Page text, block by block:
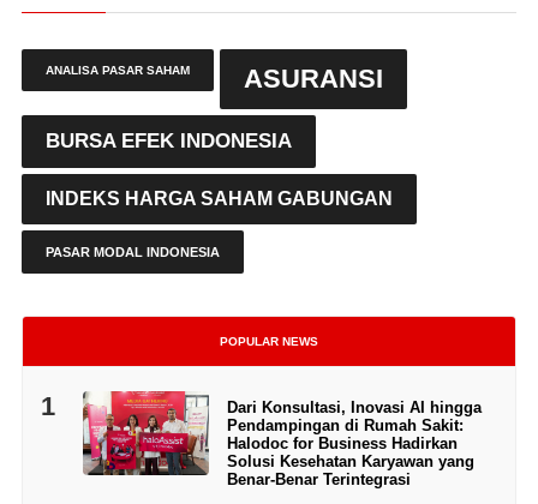
ANALISA PASAR SAHAM ASURANSI
BURSA EFEK INDONESIA
INDEKS HARGA SAHAM GABUNGAN
PASAR MODAL INDONESIA
POPULAR NEWS
1
Dari Konsultasi, Inovasi AI hingga
Pendampingan di Rumah Sakit:
Halodoc for Business Hadirkan
Solusi Kesehatan Karyawan yang
Benar-Benar Terintegrasi